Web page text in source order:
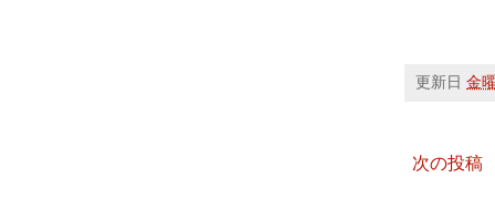
更新日 金
次の投稿